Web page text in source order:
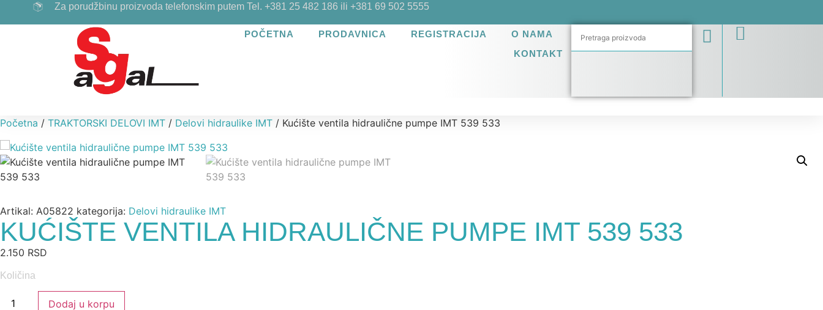
Za porudžbinu proizvoda telefonskim putem Tel. +381 25 482 186 ili +381 69 502 5555
POČETNA PRODAVNICA REGISTRACIJA
O NAMA
KONTAKT
Početna / TRAKTORSKI DELOVI IMT / Delovi hidraulike IMT / Kućište ventila hidraulične pumpe IMT 539 533
Artikal: A05822 kategorija: Delovi hidraulike IMT
KUĆIŠTE VENTILA HIDRAULIČNE PUMPE IMT 539 533
2.150 RSD
Količina
Dodaj u korpu